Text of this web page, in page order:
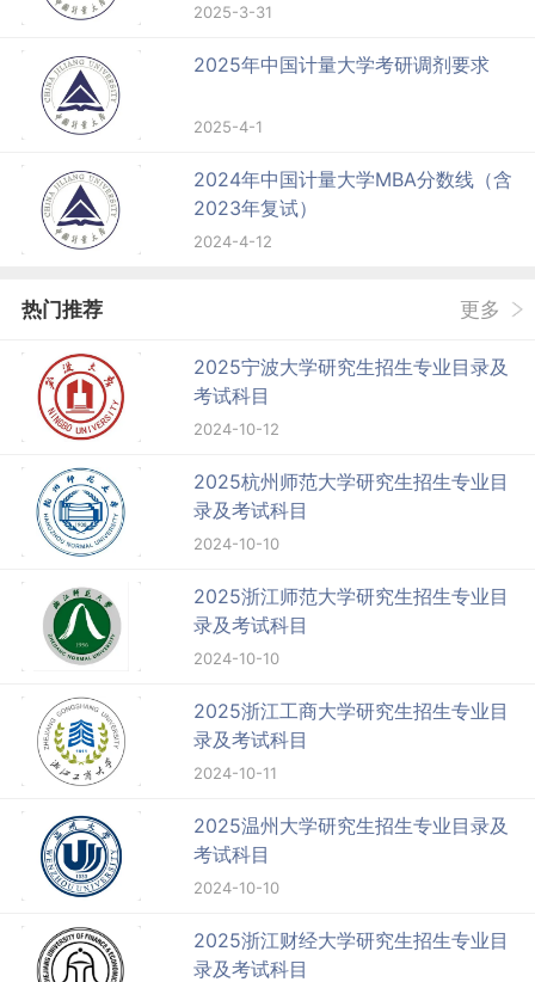
2025-3-31
2025年中国计量大学考研调剂要求
2025-4-1
2024年中国计量大学MBA分数线（含
2023年复试）
2024-4-12
热门推荐 更多
2025宁波大学研究生招生专业目录及
考试科目
2024-10-12
2025杭州师范大学研究生招生专业目
录及考试科目
2024-10-10
2025浙江师范大学研究生招生专业目
录及考试科目
2024-10-10
2025浙江工商大学研究生招生专业目
录及考试科目
2024-10-11
2025温州大学研究生招生专业目录及
考试科目
2024-10-10
2025浙江财经大学研究生招生专业目
录及考试科目